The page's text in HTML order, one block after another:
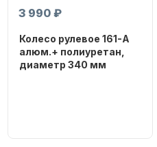
3 990 ₽
Колесо рулевое 161-A
алюм.+ полиуретан,
диаметр 340 мм